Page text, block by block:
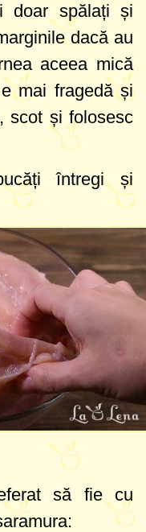
doar spălați și
dacă au
aceea mică
mai fragedă și
scot și folosesc
întregi și
să fie cu